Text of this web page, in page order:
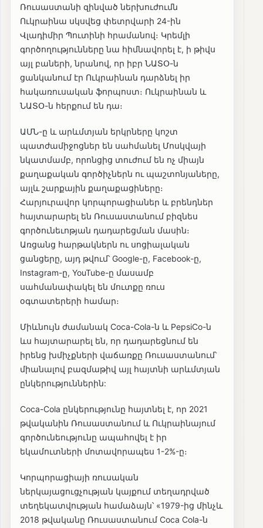
Ռուսաստանի զինված ներխուժումն
Ուկրաինա սկսվեց փետրվարի 24-ին
Վլադիմիր Պուտինի հրամանով։ Կրեմլի
գործողությունները նա հիմնավորել է, ի թիվս
այլ բաների, նրանով, որ իբր ՆԱՏՕ-ն
ցանկանում էր Ուկրաինան դարձնել իր
հակառուսական ֆորպոստ։ Ուկրաինան և
ՆԱՏՕ-ն հերքում են դա։
ԱՄՆ-ը և արևմտյան երկրները կոշտ
պատժամիջոցներ են սահմանել Մոսկվայի
նկատմամբ, որոնցից տուժում են ոչ միայն
քաղաքական գործիչներն ու պաշտոնյաները,
այլև շարքային քաղաքացիները։
Հարյուրավոր կորպորացիաներ և բրենդներ
հայտարարել են Ռուսաստանում բիզնես
գործունեւոթյան դադարեցման մասին։
Առցանց հարթակներն ու սոցիալական
ցանցերը, այդ թվում՝ Google-ը, Facebook-ը,
Instagram-ը, YouTube-ը մասամբ
սահմանափակել են մուտքը ռուս
օգտատերերի համար։
Միևնույն ժամանակ Coca-Cola-ն և PepsiCo-ն
ևս հայտարարել են, որ դադարեցնում են
իրենց խմիչքների վաճառքը Ռուսաստանում՝
միանալով բազմաթիվ այլ հայտնի արևմտյան
ընկերություններին:
Coca-Cola ընկերությունը հայտնել է, որ 2021
թվականին Ռուսաստանում և Ուկրաինայում
գործունեությունը ապահովել է իր
եկամուտների մոտավորապես 1-2%-ը։
Կորպորացիայի ռուսական
ներկայացուցչության կայքում տեղադրված
տեղեկատվության համաձայն՝ «1979-ից մինչև
2018 թվականը Ռուսաստանում Coca Cola-ն